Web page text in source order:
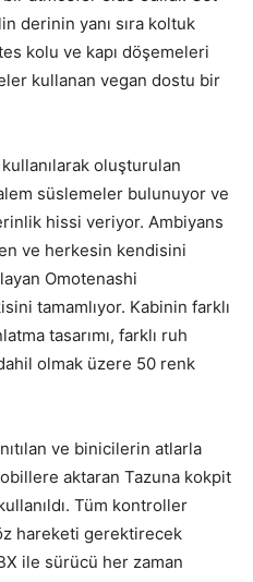
derinin yanı sıra koltuk
kolu ve kapı döşemeleri
kullanan vegan dostu bir
oluşturulan
süslemeler bulunuyor ve
hissi veriyor. Ambiyans
ve herkesin kendisini
Omotenashi
tamamlıyor. Kabinin farklı
tasarımı, farklı ruh
olmak üzere 50 renk
ve binicilerin atlarla
aktaran Tazuna kokpit
Tüm kontroller
hareketi gerektirecek
ile sürücü her zaman